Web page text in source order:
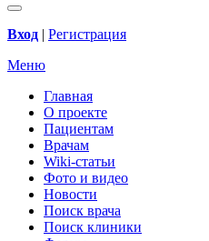
Вход | Регистрация
Меню
Главная
О проекте
Пациентам
Врачам
Wiki-статьи
Фото и видео
Новости
Поиск врача
Поиск клиники